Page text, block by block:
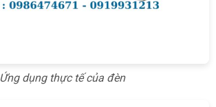
Ứng dụng thực tế của đèn